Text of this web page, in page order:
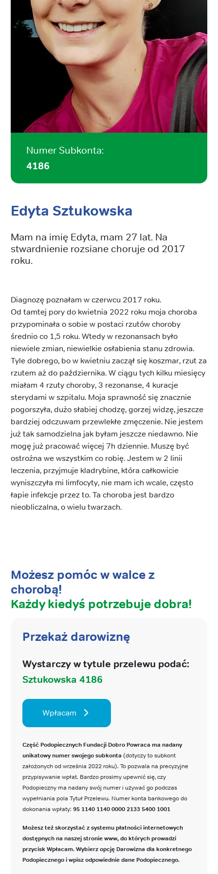
Numer Subkonta:
4186
Edyta Sztukowska
Mam na imię Edyta, mam 27 lat. Na
stwardnienie rozsiane choruje od 2017
roku.
Diagnozę poznałam w czerwcu 2017 roku.
Od tamtej pory do kwietnia 2022 roku moja choroba
przypominała o sobie w postaci rzutów choroby
średnio co 1,5 roku. Wtedy w rezonansach było
niewiele zmian, niewielkie osłabienia stanu zdrowia.
Tyle dobrego, bo w kwietniu zaczął się koszmar, rzut za
rzutem aż do października. W ciągu tych kilku miesięcy
miałam 4 rzuty choroby, 3 rezonanse, 4 kuracje
sterydami w szpitalu. Moja sprawność się znacznie
pogorszyła, dużo słabiej chodzę, gorzej widzę, jeszcze
bardziej odczuwam przewlekłe zmęczenie. Nie jestem
już tak samodzielna jak byłam jeszcze niedawno. Nie
mogę już pracować więcej 7h dziennie. Muszę być
ostrożna we wszystkim co robię. Jestem w 2 linii
leczenia, przyjmuje kladrybine, która całkowicie
wyniszczyła mi limfocyty, nie mam ich wcale, często
łapie infekcje przez to. Ta choroba jest bardzo
nieobliczalna, o wielu twarzach.
Możesz pomóc w walce z
chorobą!
Każdy kiedyś potrzebuje dobra!
Przekaż darowiznę
Wystarczy w tytule przelewu podać:
Sztukowska 4186
Wpłacam
Część Podopiecznych Fundacji Dobro Powraca ma nadany
unikatowy numer swojego subkonta (dotyczy to subkont
założonych od września 2022 roku). To pozwala na precyzyjne
przypisywanie wpłat. Bardzo prosimy upewnić się, czy
Podopieczny ma nadany swój numer i używać go podczas
wypełniania pola Tytuł Przelewu. Numer konta bankowego do
dokonania wpłaty: 95 1140 1140 0000 2133 5400 1001
Możesz też skorzystać z systemu płatności internetowych
dostępnych na naszej stronie www, do których prowadzi
przycisk Wpłacam. Wybierz opcję Darowizna dla konkretnego
Podopiecznego i wpisz odpowiednie dane Podopiecznego.